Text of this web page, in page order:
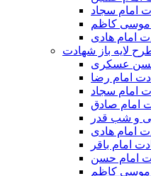
امام سجاد
موسی کاظم
امام هادی
لایه باز شهادت
عسکری
امام رضا
امام سجاد
امام صادق
و شب قدر
امام هادی
امام باقر
امام حسن
موسی کاظم